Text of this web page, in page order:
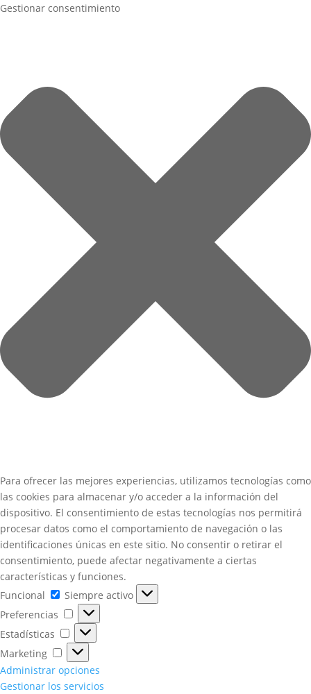
Gestionar consentimiento
Para ofrecer las mejores experiencias, utilizamos tecnologías como
las cookies para almacenar y/o acceder a la información del
dispositivo. El consentimiento de estas tecnologías nos permitirá
procesar datos como el comportamiento de navegación o las
identificaciones únicas en este sitio. No consentir o retirar el
consentimiento, puede afectar negativamente a ciertas
características y funciones.
Funcional
Funcional
Siempre activo
Preferencias
Preferencias
Estadísticas
Estadísticas
Marketing
Marketing
Administrar opciones
Gestionar los servicios